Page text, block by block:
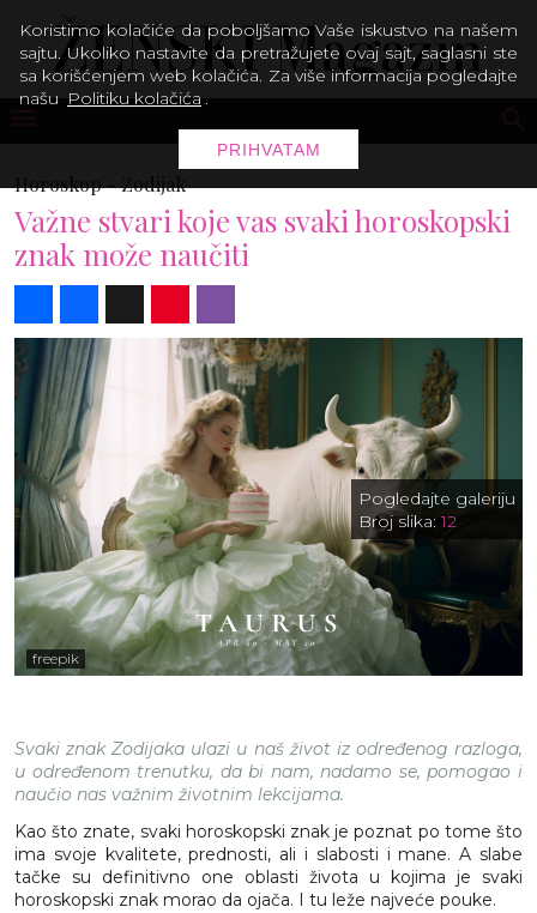
Horoskop -Zodijak
Važne stvari koje vas svaki horoskopski
znak može naučiti
freepik
Pogledajte galeriju
Broj slika:12
Svaki znak Zodijaka ulazi u naš život iz određenog razloga,
u određenom trenutku, da bi nam, nadamo se, pomogao i
naučio nas važnim životnim lekcijama.
Kao što znate, svaki horoskopski znak je poznat po tome što
ima svoje kvalitete, prednosti, ali i slabosti i mane. A slabe
tačke su definitivno one oblasti života u kojima je svaki
horoskopski znak morao da ojača. I tu leže najveće pouke.
Koristimo kolačiće da poboljšamo Vaše iskustvo na našem
sajtu. Ukoliko nastavite da pretražujete ovaj sajt, saglasni ste
sa korišćenjem web kolačića. Za više informacija pogledajte
našu Politiku kolačića .
PRIHVATAM